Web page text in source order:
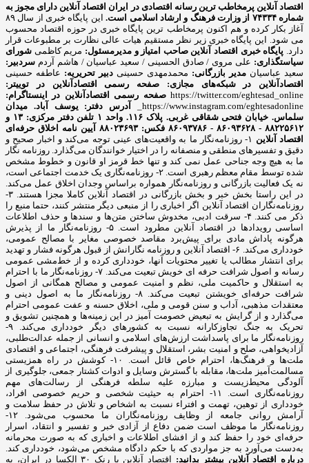
اقتصاد آنلاین پرمخاطب ترین رسانه اقتصادی در ایران اقتصاد آنلاین دارای مجوز به
شماره ۷۴۳۳۴ از وزارت فرهنگ و ارشاد اسلامی است.
این پایگاه خبری از سال ۸۹
آغاز بکار کرده و هم اکنون پرمخاطب ترین پایگاه خبری در حوزه اقتصاد محسوب
می شود. این پایگاه خبری زیر نظر مستقیم هیات عالی نظارت بر مطبوعات قرار
دارد. پایگاه خبری اقتصاد آنلاین صاحب امتیاز و مدیرمسئول: مریم کاظمی شورای
سیاستگذاری: علی مروی / صادق الحسینی / سعید عباسیان / هاشم آردم سردبیر:
سعید عباسیان مدیر بازرگانی: محمدمهدی حسینی دبیر تحریریه: عاطفه حسینی
اقتصادآنلاین در شبکه‌های مجازی:
صفحه رسمی اقتصادآنلاین در توییتر:
https://twitter.com/eghtesad_online صفحه رسمی اقتصادآنلاین در اینستاگرام:
https://www.instagram.com/eghtesadonline_
آدرس دفتر: یوسف آباد. میدان
سلماس. خیابان فتحی شقاقی غربی. پلاک ۱۱۶. واحد ۱
تلفن دفتر مرکزی: ۱۳ و
۸۸۲۲۵۶۱۲ - ۸۶۰۹۳۶۲۸ - ۸۶۰۹۳۷۸۶ فکس: ۸۸۰۲۳۶۹۳
آیین نامه اخلاق حرفه‌ای
اقتصاد آنلاین
۱- روزنامه‌نگار ما به واقعیت‌های عینی توجه می‌کند و اخبار صحیح و
دقیق و تفسیرهای منطقی و منصفانه را در اختیار خوانندگان می‌گذارد. روزنامه نگار
ما به هیچ وجه جناحی عمل نمی کند و تنها خط قرمز او قانون و خطوط مشخص
شده توسط مقام معظم رهبری است. ۲- روزنامه‌نگاری یک خدمت اجتماعی است،
نه یک فعالیت بازرگانی و روزنامه‌نگار همواره براساس وجدان اخلاق عمل می‌کند.
در این راستا بخش خبر و بخش بازرگانی در اقتصاد آنلاین کاملا مجزا هستند. ۳-
روزنامه‌نگاران اقتصاد آنلاین اگر اخباری را از منبعی دیگر منتشر کنند، حتما منبع را
ذکر می کنند. ۴- سرقت ادبی، مخدوش ساختن متن‌ها و سندها و حذف اطلاعات
اساسی رویدادها در اقتصاد آنلاین مطرود است. ۵- روزنامه‌نگار ما از پذیرش
هرگونه پاداش مادی برای پیش‌برد مقاصد خصوصی مغایر با مصالح عمومی،
خودداری می‌کند. ۶- اقتصاد آنلاین و روزنامه نگارانش از قبول هرگونه فشار و تهدید
برای انتشار مطالب یا تغییر محتویات آنها، خودداری کرده و از خط‌مشی عمومی
رسانه و اصول شرافت حرفه ای خویش تبعیت می‌کند. ۷- روزنامه‌نگار ما با احترام
به استقلال و حاکمیت ملی، نظم و امنیت عمومی و مصالح همگانی از اصول
شرافت حرفه‌ای خویشتن تبعیت می‌کند. ۸- روزنامه‌نگار ما به اصول دینی و
معتقدات مذهبی، آداب و سنن قومی و ملی، اخلاق حسنه و عفت عمومی احترام
می‌گذارد و از گرایش به تبعیض خصومت آمیز در این زمینه‌ها و همچنین تشویق و
تحریک به جنگ تجاوزکارانه نسبت به کشورهای دیگر خودداری می‌کند. ۹-
روزنامه‌نگار ما برای پاسداشت ارزش‌های اسلامی و انسانی از جمله عدالت‌طلبی،
آزادیخواهی، صلح و امنیت بشر، استقلال و پیشرفت فرهنگی، اجتماعی و اقتصادی
ملت‌ها و فرهنگ‌ها، احترام خاص قائل است. ۱۰- کوشش در راه همزیستی
مسالمت‌آمیز ملت‌ها، مقابله با گسترش وسایل و ادوات کشتار جمعی، جلوگیری از
آلودگی محیط‌زیست و مبارزه علیه سلطه فرهنگی از رسالت‌های مهم
روزنامه‌نگاری است. ۱۱- احترام به حیثیت شخصی و حریم خصوصی افراد،
خودداری از توهین، تهمت و افتراء نسبت به اشخاص و تلاش در حفظ سلامت و
آرامش روانی جامعه از وظایف روزنامه‌نگاران ما محسوب می‌شود. ۱۲-
روزنامه‌نگار ما موظف است ضمن دفاع از آزادی خبر و تفسیر و انتقاد، اسرار
حرفه‌ای خود را حفظ کند و از افشای اطلاعات و اخباری که به صورت محرمانه
به‌دست می‌آورد به جز مواردی که با حکم دادگاه مشخص می‌شود، خودداری کند.
درباره اقتصاد آنلاین بیشتر بدانید:
اقتصاد آنلاین با رنک ۳۰ الکسا در ایران، به